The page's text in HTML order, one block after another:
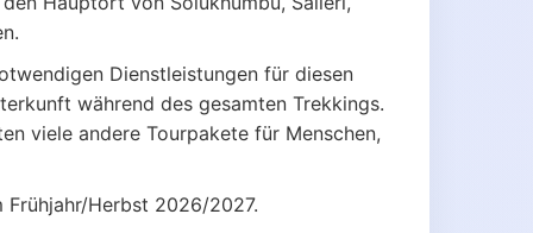
Dienstleistungen für diesen
während des gesamten Trekkings.
viele andere Tourpakete für Menschen,
Frühjahr/Herbst 2026/2027.